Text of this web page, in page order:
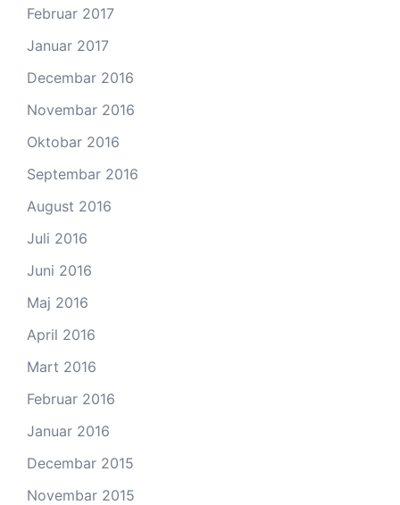
Februar 2017
Januar 2017
Decembar 2016
Novembar 2016
Oktobar 2016
Septembar 2016
August 2016
Juli 2016
Juni 2016
Maj 2016
April 2016
Mart 2016
Februar 2016
Januar 2016
Decembar 2015
Novembar 2015